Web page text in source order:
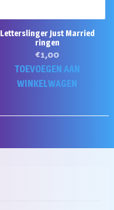
Letterslinger Just Married
ringen
€1,00
TOEVOEGEN AAN
WINKELWAGEN